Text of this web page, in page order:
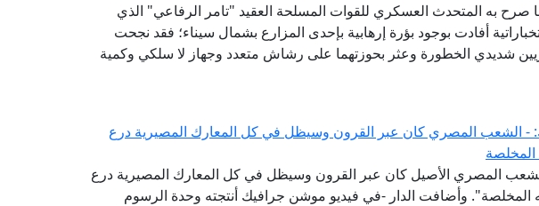
وفقًا لما صرح به المتحدث العسكري للقوات المسلحة العقيد "تامر الرفاعي" الذي
أفادت بوجود بؤرة إرهابية بإحدى المزارع بشمال سيناء؛ فقد نجحت
شديدي الخطورة وعثر بحوزتهما على رشاش متعدد وجهاز لا سلكي وكمية
- الشعب المصري كان عبر القرون وسيظل في كل المعارك المصيرية درع
المخلصة
الشعب المصري الأصيل كان عبر القرون وسيظل في كل المعارك المصيرية درع
المخلصة". وأضافت الدار -في فيديو موشن جرافيك أنتجته وحدة الرسوم